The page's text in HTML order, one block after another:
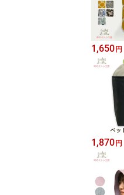
1,650円
1,870円